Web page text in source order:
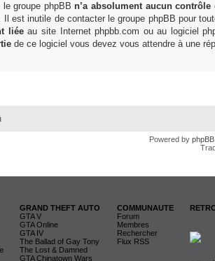
groupe phpBB n’a absolument aucun contrôle
est inutile de contacter le groupe phpBB pour
liéeau site Internet phpbb.com ou au logiciel
de ce logiciel vous devez vous attendre à une
Powered by phpBB
GRAND THEFT AUTO
GTA V
GTA Online
GTA IV
The Ballad of Gay Tony
The Lost & Damned
GTA Chinatown Wars
COMMUNAUTE
Forum
Membres
Rechercher
Flux RSS